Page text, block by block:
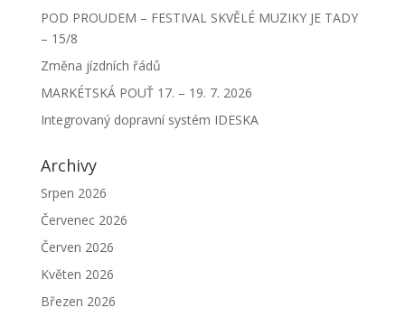
POD PROUDEM – FESTIVAL SKVĚLÉ MUZIKY JE TADY
– 15/8
Změna jízdních řádů
MARKÉTSKÁ POUŤ 17. – 19. 7. 2026
Integrovaný dopravní systém IDESKA
Archivy
Srpen 2026
Červenec 2026
Červen 2026
Květen 2026
Březen 2026